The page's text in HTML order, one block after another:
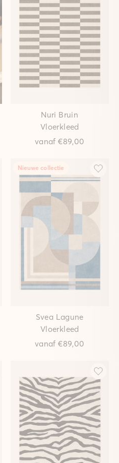
Nuri Bruin
Vloerkleed
vanaf€89,00
Nieuwe collectie
Svea Lagune
Vloerkleed
vanaf€89,00